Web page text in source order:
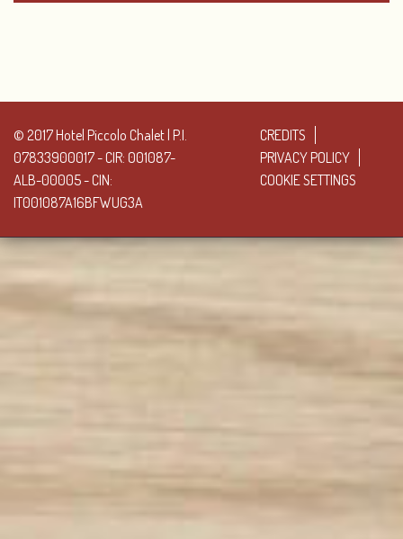
© 2017 Hotel Piccolo Chalet | P.I.
07833900017 - CIR: 001087-
ALB-00005 - CIN:
IT001087A16BFWUG3A
CREDITS
PRIVACY POLICY
COOKIE SETTINGS